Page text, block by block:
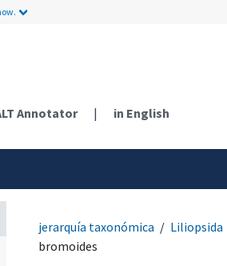
Annotator | in English
jerarquía taxonómica Liliopsida
bromoides